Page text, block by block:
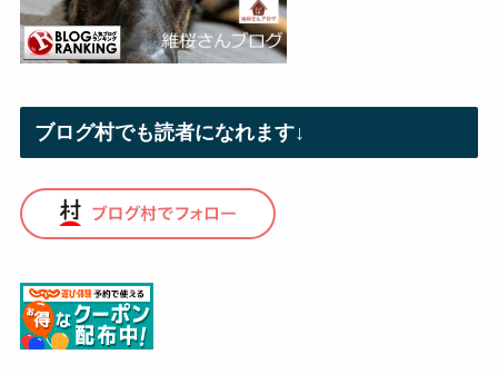
ブログ村でも読者になれます↓